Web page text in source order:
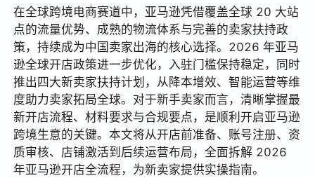
在全球跨境电商赛道中，亚马逊凭借覆盖全球 20 大站
点的流量优势、成熟的物流体系与完善的卖家扶持政
策，持续成为中国卖家出海的核心选择。2026 年亚马
逊全球开店政策进一步优化，入驻门槛保持稳定，同时
推出四大新卖家扶持计划，从降本增效、智能运营等维
度助力卖家拓局全球。对于新手卖家而言，清晰掌握最
新开店流程、材料要求与合规要点，是顺利开启亚马逊
跨境生意的关键。本文将从开店前准备、账号注册、资
质审核、店铺激活到后续运营布局，全面拆解 2026
年亚马逊开店全流程，为新卖家提供实操指南。